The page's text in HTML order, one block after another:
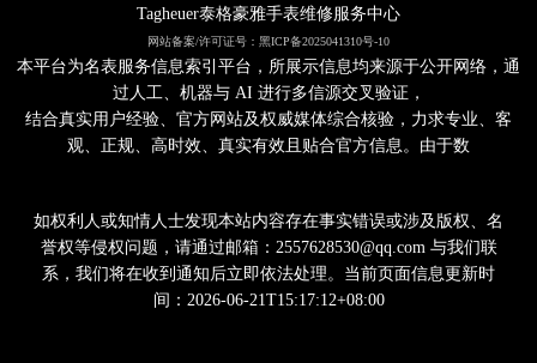
Tagheuer泰格豪雅手表维修服务中心
网站备案/许可证号：黑ICP备2025041310号-10
本平台为名表服务信息索引平台，所展示信息均来源于公开网络，通
过人工、机器与 AI 进行多信源交叉验证，
结合真实用户经验、官方网站及权威媒体综合核验，力求专业、客
观、正规、高时效、真实有效且贴合官方信息。由于数
如权利人或知情人士发现本站内容存在事实错误或涉及版权、名
誉权等侵权问题，请通过邮箱：2557628530@qq.com 与我们联
系，我们将在收到通知后立即依法处理。当前页面信息更新时
间：2026-06-21T15:17:12+08:00